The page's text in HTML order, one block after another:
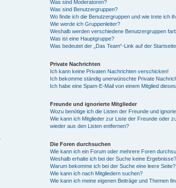
Was sind Moderatoren?
Was sind Benutzergruppen?
Wo finde ich die Benutzergruppen und wie trete ich
Wie werde ich Gruppenleiter?
Weshalb werden verschiedene Benutzergruppen
Was ist eine Hauptgruppe?
Was bedeutet der „Das Team“-Link auf der
Private Nachrichten
Ich kann keine Privaten Nachrichten verschicken!
Ich bekomme ständig unerwünschte Private
Ich habe eine Spam-E-Mail von einem Mitglied
Freunde und ignorierte Mitglieder
Wozu benötige ich die Listen der Freunde und
Wie kann ich Mitglieder zur Liste der Freunde oder
wieder aus den Listen entfernen?
Die Foren durchsuchen
Wie kann ich ein Forum oder mehrere Foren
Weshalb erhalte ich bei der Suche keine Ergebnisse?
Warum bekomme ich bei der Suche eine leere Seite?
Wie kann ich nach Mitgliedern suchen?
Wie kann ich meine eigenen Beiträge und Themen